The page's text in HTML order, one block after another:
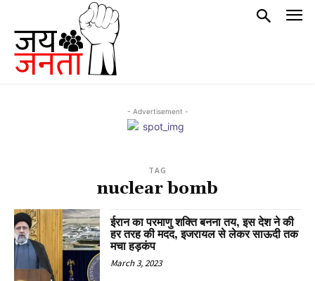
- Advertisement -
TAG
nuclear bomb
ईरान का परमाणु शक्ति बनना तय, इस देश ने की
हर तरह की मदद, इजरायल से लेकर साऊदी तक
मचा हड़कंप
March 3, 2023